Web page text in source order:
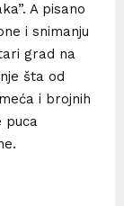
A pisano
i snimanju
grad na
šta od
i brojnih
puca